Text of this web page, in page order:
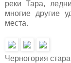
реки Тара,
многие другие
места.
Черногория